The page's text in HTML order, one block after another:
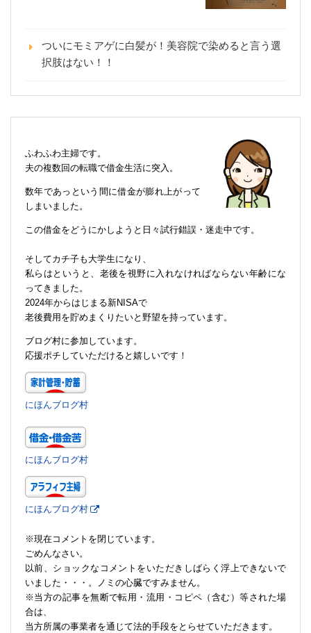
ついにモミアゲに白髪が！美容院で染めると言う選
択肢はない！！
ふわふわ主婦です。
夫の複数回の転職で借金生活に突入。
数年であっという間に借金が膨れ上がって
しまいました。
この借金をどうにかしようと日々試行錯誤・迷走中です。
そしてカチ子も大学生になり、
私らはというと、老後を視野に入れなければならない年齢にな
ってきました。
2024年からはじまる新NISAで
老後費用を貯めまくりたいと野望を持っています。
ブログ村に参加しています。
応援ポチしていただけると嬉しいです！
にほんブログ村
にほんブログ村
にほんブログ村
※現在コメントを閉じています。
ごめんなさい。
以前、ショックなコメントをいただきしばらく浮上できないで
いました・・・。ノミの心臓ですみません。
※当方の記事を無断で転用・流用・コピペ（含む）等された場
合は、
当方所属の事業者を通じて法的手段をとらせていただきます。